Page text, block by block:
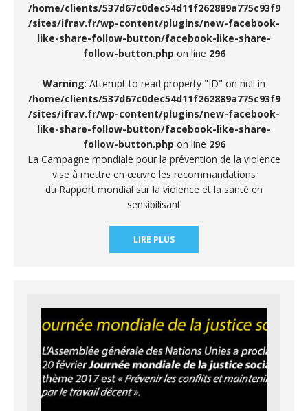
/home/clients/537d67c0dec54d11f262889a775c93f9
/sites/ifrav.fr/wp-content/plugins/new-facebook-
like-share-follow-button/facebook-like-share-
follow-button.php on line 296
Warning: Attempt to read property "ID" on null in
/home/clients/537d67c0dec54d11f262889a775c93f9
/sites/ifrav.fr/wp-content/plugins/new-facebook-
like-share-follow-button/facebook-like-share-
follow-button.php on line 296
La Campagne mondiale pour la prévention de la violence
vise à mettre en œuvre les recommandations
du Rapport mondial sur la violence et la santé en
sensibilisant
LIRE PLUS